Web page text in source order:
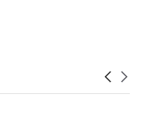
Carousel